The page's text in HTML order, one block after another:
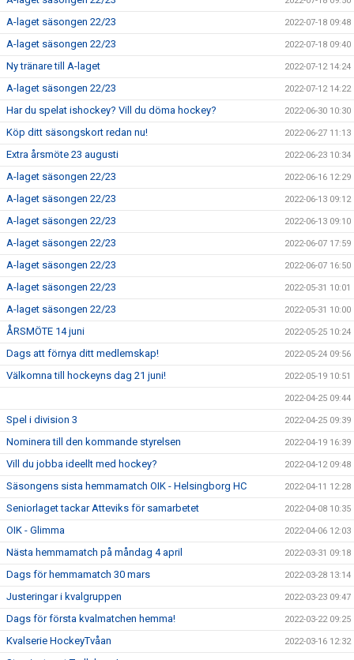
A-laget säsongen 22/23 2022-07-18 09:48
A-laget säsongen 22/23 2022-07-18 09:40
Ny tränare till A-laget 2022-07-12 14:24
A-laget säsongen 22/23 2022-07-12 14:22
Har du spelat ishockey? Vill du döma hockey? 2022-06-30 10:30
Köp ditt säsongskort redan nu! 2022-06-27 11:13
Extra årsmöte 23 augusti 2022-06-23 10:34
A-laget säsongen 22/23 2022-06-16 12:29
A-laget säsongen 22/23 2022-06-13 09:12
A-laget säsongen 22/23 2022-06-13 09:10
A-laget säsongen 22/23 2022-06-07 17:59
A-laget säsongen 22/23 2022-06-07 16:50
A-laget säsongen 22/23 2022-05-31 10:01
A-laget säsongen 22/23 2022-05-31 10:00
ÅRSMÖTE 14 juni 2022-05-25 10:24
Dags att förnya ditt medlemskap! 2022-05-24 09:56
Välkomna till hockeyns dag 21 juni! 2022-05-19 10:51
2022-04-25 09:44
Spel i division 3 2022-04-25 09:39
Nominera till den kommande styrelsen 2022-04-19 16:39
Vill du jobba ideellt med hockey? 2022-04-12 09:48
Säsongens sista hemmamatch OIK - Helsingborg HC 2022-04-11 12:28
Seniorlaget tackar Atteviks för samarbetet 2022-04-08 10:35
OIK - Glimma 2022-04-06 12:03
Nästa hemmamatch på måndag 4 april 2022-03-31 09:18
Dags för hemmamatch 30 mars 2022-03-28 13:14
Justeringar i kvalgruppen 2022-03-23 09:47
Dags för första kvalmatchen hemma! 2022-03-22 09:25
Kvalserie HockeyTvåan 2022-03-16 12:32